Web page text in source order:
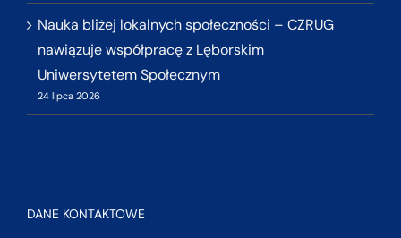
Nauka bliżej lokalnych społeczności – CZRUG
nawiązuje współpracę z Lęborskim
Uniwersytetem Społecznym
24 lipca 2026
DANE KONTAKTOWE